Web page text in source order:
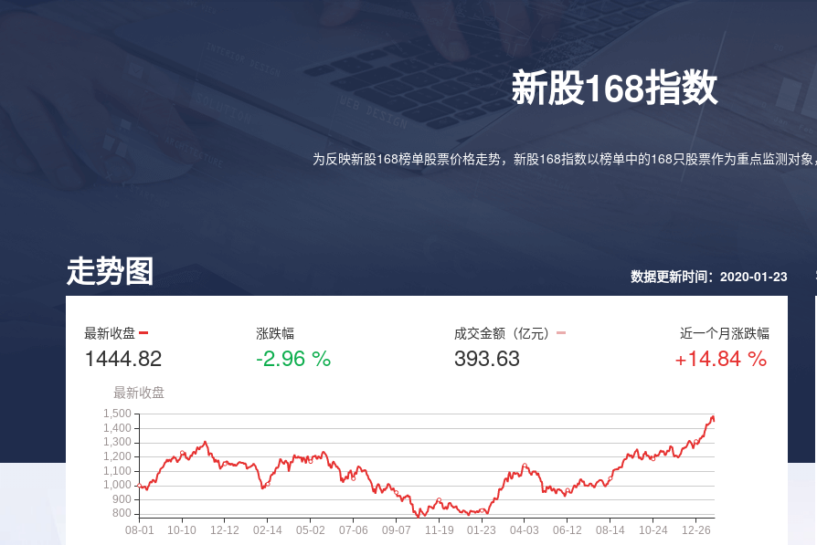
新股168指数
为反映新股168榜单股票价格走势，新股168指数以榜单中的168只股票作为重点监测对象
走势图 数据更新时间：2020-01-23
最新收盘
1444.82
涨跌幅
-2.96 %
成交金额（亿元）
393.63
近一个月涨跌幅
+14.84 %